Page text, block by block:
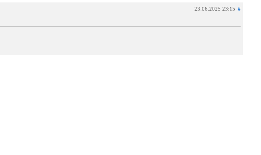
23.06.2025 23:15 #